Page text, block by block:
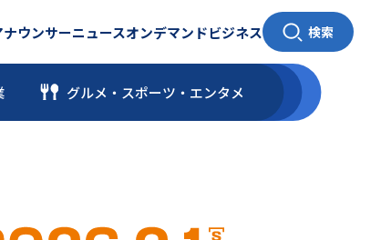
ナウンサーニュースオンデマンドビジネス 検索
グルメ・スポーツ ・ エンタメ